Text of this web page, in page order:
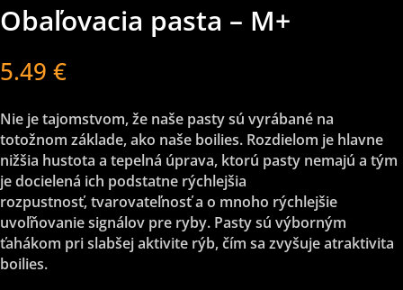
Obaľovacia pasta – M+
5.49 €
Nie je tajomstvom, že naše pasty sú vyrábané na
totožnom základe, ako naše boilies. Rozdielom je hlavne
nižšia hustota a tepelná úprava, ktorú pasty nemajú a tým
je docielená ich podstatne rýchlejšia
rozpustnosť, tvarovateľnosť a o mnoho rýchlejšie
uvoľňovanie signálov pre ryby. Pasty sú výborným
ťahákom pri slabšej aktivite rýb, čím sa zvyšuje atraktivita
boilies.